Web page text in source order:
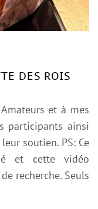
DES ROIS
et à mes
participants ainsi
soutien. PS: Ce
et cette vidéo
recherche. Seuls